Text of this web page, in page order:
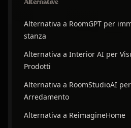
Alternativa a RoomGPT per
stanza
Alternativa a Interior AI per
Prodotti
Alternativa a RoomStudioAI
Arredamento
Alternativa a ReimagineHome